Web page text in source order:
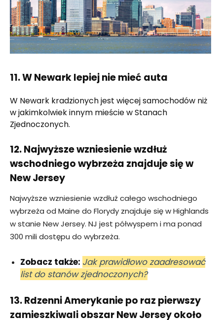
11. W Newark lepiej nie mieć auta
W Newark kradzionych jest więcej samochodów niż
w jakimkolwiek innym mieście w Stanach
Zjednoczonych.
12. Najwyższe wzniesienie wzdłuż
wschodniego wybrzeża znajduje się w
New Jersey
Najwyższe wzniesienie wzdłuż całego wschodniego
wybrzeża od Maine do Florydy znajduje się w Highlands
w stanie New Jersey. NJ jest półwyspem i ma ponad
300 mili dostępu do wybrzeża.
Zobacz także: Jak prawidłowo zaadresować
list do stanów zjednoczonych?
13. Rdzenni Amerykanie po raz pierwszy
zamieszkiwali obszar New Jersey około